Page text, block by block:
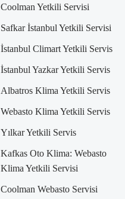
Coolman Yetkili Servisi
Safkar İstanbul Yetkili Servisi
İstanbul Climart Yetkili Servis
İstanbul Yazkar Yetkili Servis
Albatros Klima Yetkili Servis
Webasto Klima Yetkili Servis
Yılkar Yetkili Servis
Kafkas Oto Klima: Webasto
Klima Yetkili Servisi
Coolman Webasto Servisi